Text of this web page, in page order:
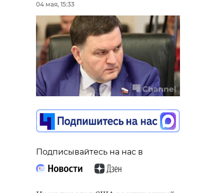
04 мая, 15:33
Подписывайтесь на нас в